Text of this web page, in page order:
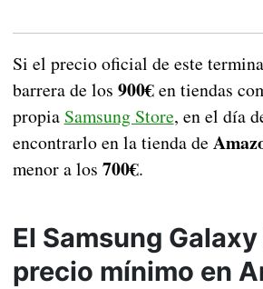
Si el precio oficial de este
barrera de los 900€en tiendas
propia Samsung Store, en el día
encontrarlo en la tienda de
menor a los 700€.
El Samsung
precio mínimo en